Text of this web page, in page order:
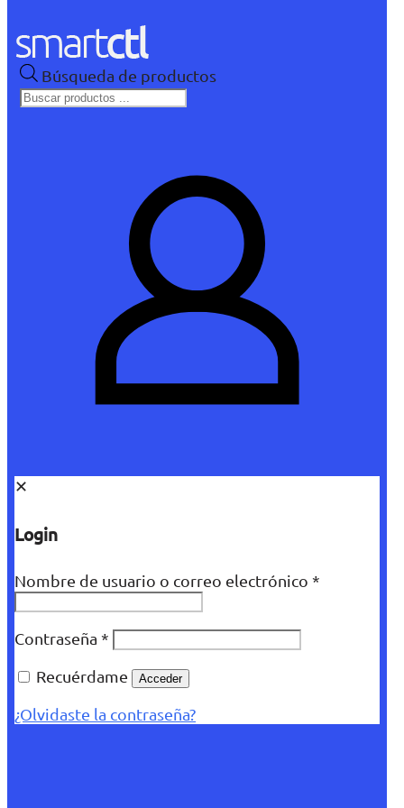
Búsqueda de productos
✕
Login
Nombre de usuario o correo electrónico *
Contraseña *
Recuérdame
Acceder
¿Olvidaste la contraseña?